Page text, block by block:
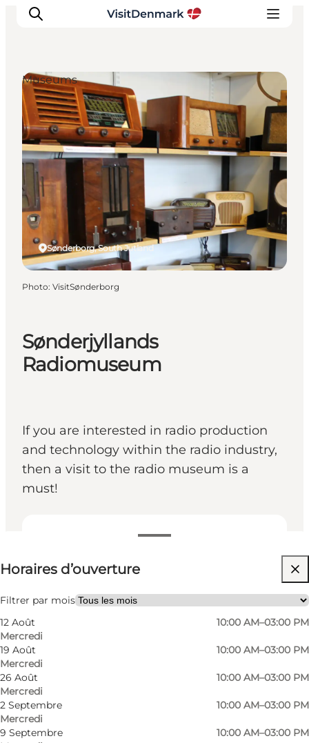
Inspirations
Destinations
Quoi faire
Hébergements
Planifiez votre voyage
Sønderjyllands
Radiomuseum
If you are interested in radio production
and technology within the radio industry,
then a visit to the radio museum is a
must!
Voir les horaires d’ouverture
Horaires d’ouverture
Filtrer par mois
12 Août
Mercredi
10:00 AM–03:00 PM
19 Août
Mercredi
10:00 AM–03:00 PM
26 Août
Mercredi
10:00 AM–03:00 PM
2 Septembre
Mercredi
10:00 AM–03:00 PM
9 Septembre
10:00 AM–03:00 PM
Gratuit
Visiter le site web
Sønderborg, South Jutland
Museums
Photo: VisitSønderborg